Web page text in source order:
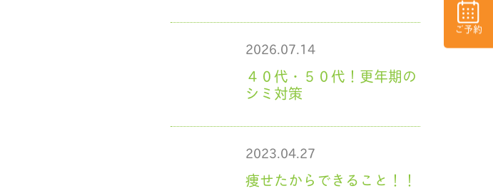
ご予約
2026.07.14
４０代・５０代！更年期の
シミ対策
2023.04.27
痩せたからできること！！